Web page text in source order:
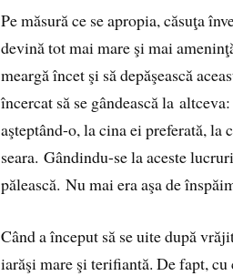
Pe măsură ce se apropia, căsuţa
devină tot mai mare şi mai
meargă încet şi să depăşească
încercat să se gândească la
aşteptând-o, la cina ei preferată,
seara. Gândindu-se la aceste
pălească. Nu mai era aşa de
Când a început să se uite după
iarăşi mare şi terifiantă. De fapt,